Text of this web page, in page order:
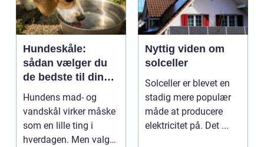
Hundeskåle:
sådan vælger du
de bedste til din
hund
Hundens mad- og
vandskål virker måske
som en lille ting i
hverdagen. Men valg
Nyttig viden om
solceller
Solceller er blevet en
stadig mere populær
måde at producere
elektricitet på. Det ...